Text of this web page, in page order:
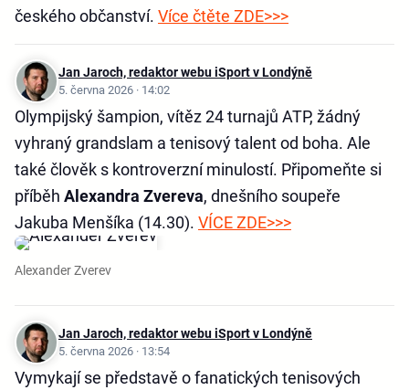
českého občanství. Více čtěte ZDE>>>
Jan Jaroch, redaktor webu iSport v Londýně
5. června 2026 · 14:02
Olympijský šampion, vítěz 24 turnajů ATP, žádný
vyhraný grandslam a tenisový talent od boha. Ale
také člověk s kontroverzní minulostí. Připomeňte si
příběh Alexandra Zvereva, dnešního soupeře
Jakuba Menšíka (14.30). VÍCE ZDE>>>
Alexander Zverev
Jan Jaroch, redaktor webu iSport v Londýně
5. června 2026 · 13:54
Vymykají se představě o fanatických tenisových